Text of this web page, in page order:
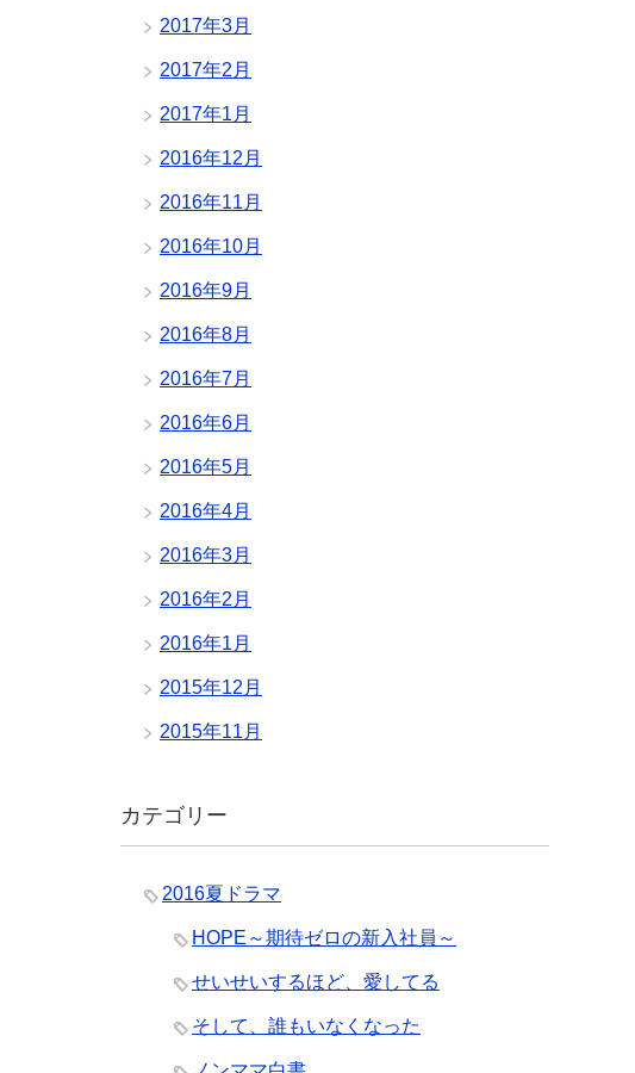
2017年3月
2017年2月
2017年1月
2016年12月
2016年11月
2016年10月
2016年9月
2016年8月
2016年7月
2016年6月
2016年5月
2016年4月
2016年3月
2016年2月
2016年1月
2015年12月
2015年11月
カテゴリー
2016夏ドラマ
HOPE～期待ゼロの新入社員～
せいせいするほど、愛してる
そして、誰もいなくなった